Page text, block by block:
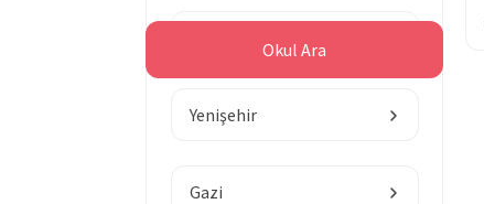
Yenişehir
Gazi
Okul Ara